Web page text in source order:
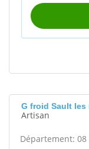
G froid Sault les
Artisan
Département: 08